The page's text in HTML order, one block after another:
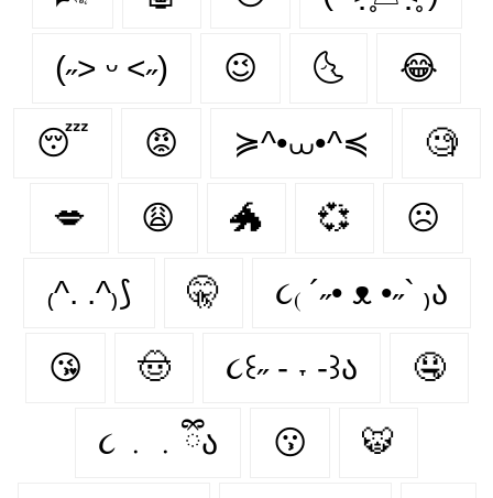
(˶˃ ᵕ ˂˶) 😉 🌜 😂
😴 😡 ≽^•⩊•^≼ 🧐
💋 😩 🐲 💞 ☹
₍^. .^₎⟆ 🤫 ૮₍ ´˶• ᴥ •˶` ₎ა
😘 🤠 ૮꒰˶ - ˕ -꒱ა 🤤
૮ ․ ․ ྀིა 😗 🐯